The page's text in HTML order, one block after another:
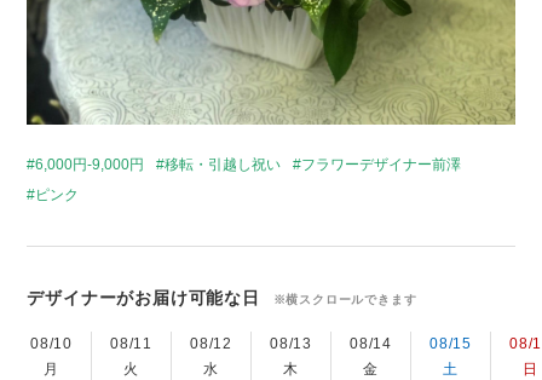
6,000円-9,000円 移転・引越し祝い
フラワーデザイナー前澤
ピンク
デザイナーがお届け可能な日 ※横スクロールできます
08/10
月
08/11
火
08/12
水
08/13
木
08/14
金
08/15
土
08/
日